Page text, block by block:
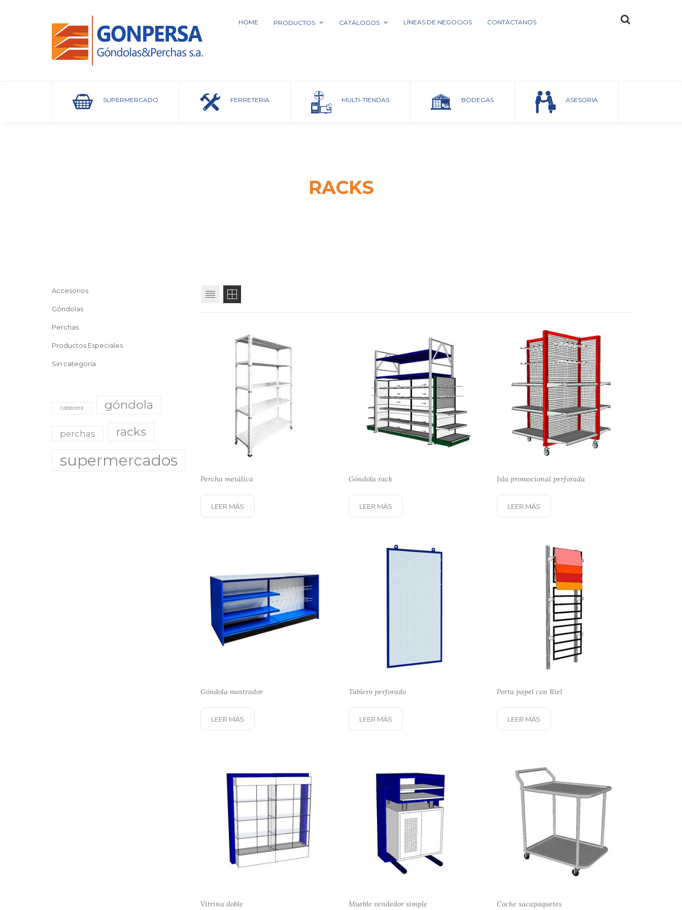
HOME PRODUCTOS CATÁLOGOS LÍNEAS DE NEGOCIOS CONTÁCTANOS
SUPERMERCADO FERRETERIA MULTI-TIENDAS BODEGAS ASESORIA
Home Productos
RACKS
Percha metálica
LEER MÁS
Góndola rack
LEER MÁS
Isla promocional perforada
LEER MÁS
Góndola mostrador
LEER MÁS
Tablero perforado
LEER MÁS
Porta papel con Riel
LEER MÁS
Vitrina doble Mueble vendedor simple Coche sacapaquetes
Accesorios
Góndolas
Perchas
Productos Especiales
Sin categoría
cabecera góndola
perchas racks
supermercados